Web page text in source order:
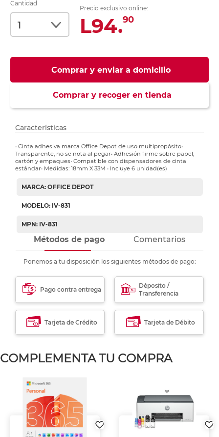
Cantidad
Precio exclusivo online:
L94.90
Comprar y enviar a domicilio
Comprar y recoger en tienda
Características
• Cinta adhesiva marca Office Depot de uso multipropósito•
Transparente, no se nota al pegar• Adhesión firme sobre papel,
cartón y empaques• Compatible con dispensadores de cinta
estándar• Medidas: 18mm X 33M • Incluye 6 unidad(es)
MARCA: OFFICE DEPOT
MODELO: IV-831
MPN: IV-831
Métodos de pago Comentarios
Ponemos a tu disposición los siguientes métodos de pago:
Pago contra entrega
Déposito /
Transferencia
Tarjeta de Crédito Tarjeta de Débito
COMPLEMENTA TU COMPRA